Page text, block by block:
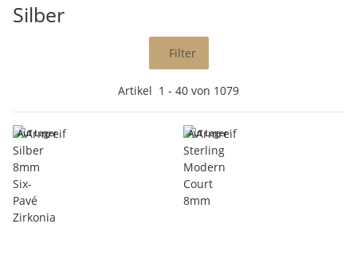
Silber
Filter
Artikel 1 - 40 von 1079
Auf Lager Auf Lager